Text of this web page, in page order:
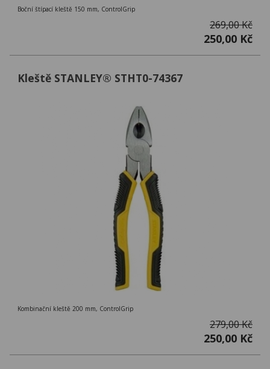
Boční štípací kleště 150 mm, ControlGrip
269,00 Kč
250,00 Kč
Kleště STANLEY® STHT0-74367
Kombinační kleště 200 mm, ControlGrip
279,00 Kč
250,00 Kč